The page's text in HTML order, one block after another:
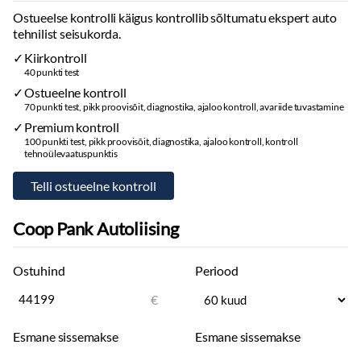
Ostueelse kontrolli käigus kontrollib sõltumatu ekspert auto
tehnilist seisukorda.
Kiirkontroll
40 punkti test
Ostueelne kontroll
70 punkti test, pikk proovisõit, diagnostika, ajaloo kontroll, avariide tuvastamine
Premium kontroll
100 punkti test, pikk proovisõit, diagnostika, ajaloo kontroll, kontroll
tehnoülevaatuspunktis
Coop Pank Autoliising
Ostuhind
€
Periood
Esmane sissemakse
Esmane sissemakse